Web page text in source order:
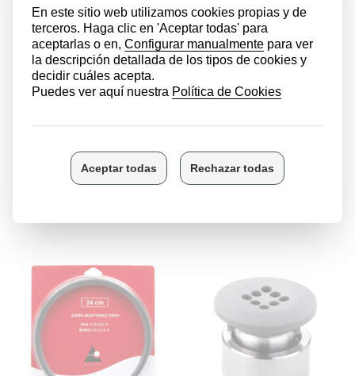
Anakel Home disponemos del reemplazo de esta pieza
para que siga manteniendo la olla en perfectas
condiciones en caso de necesitar cambiarla.
El asa estáfabricada en un plástico resistente y
duradero , además de sertermoresistente. Su
deben ser ajustados, para que al agarrar la olla no haya
rápidas Monix Veloce y Faster y Bra Vitesse.